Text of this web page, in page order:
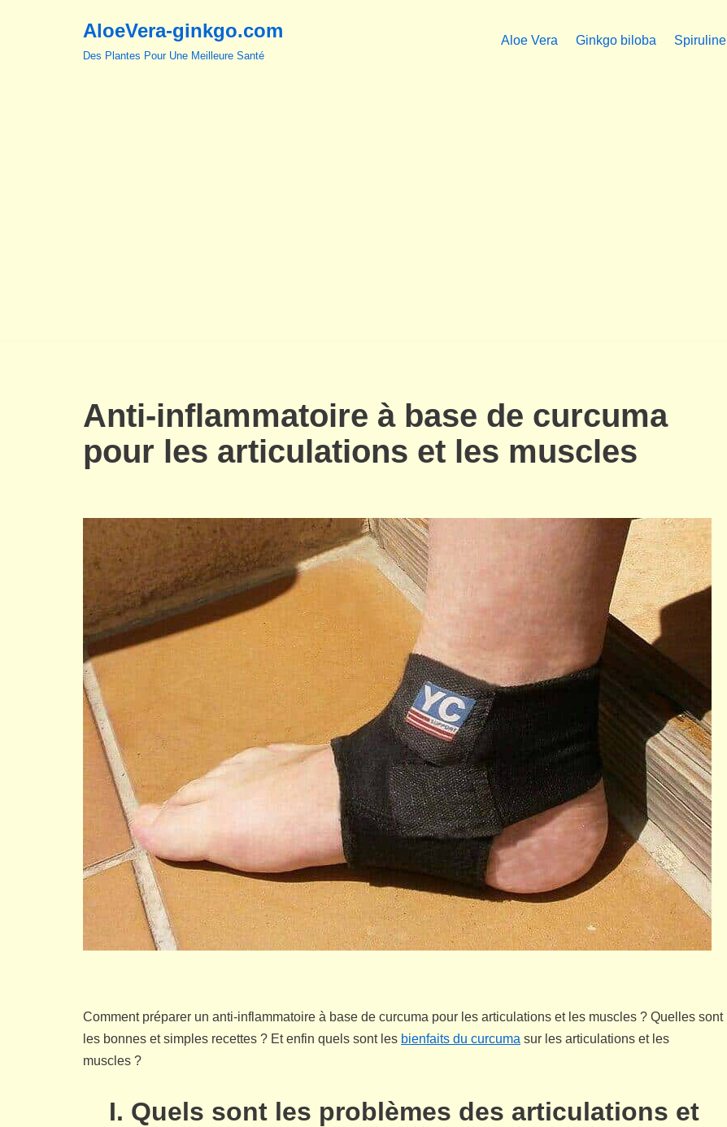
AloeVera-ginkgo.com
Des Plantes Pour Une Meilleure Santé
Aloe Vera Ginkgo biloba Spiruline
Anti-inflammatoire à base de curcuma
pour les articulations et les muscles
Comment préparer un anti-inflammatoire à base de curcuma pour les articulations et les muscles ? Quelles sont
les bonnes et simples recettes ? Et enfin quels sont les bienfaits du curcuma sur les articulations et les
muscles ?
I. Quels sont les problèmes des articulations et